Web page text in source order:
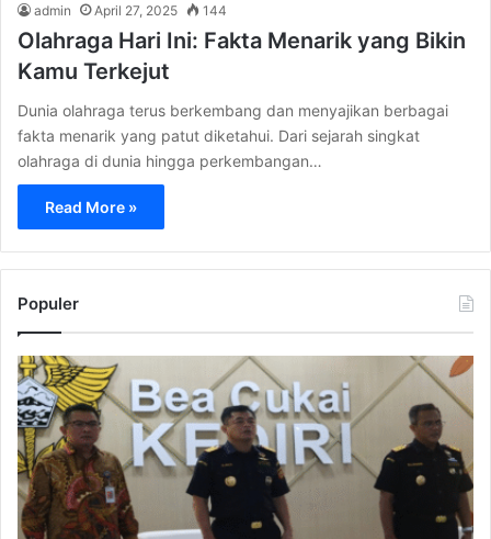
admin April 27, 2025 144
Olahraga Hari Ini: Fakta Menarik yang Bikin
Kamu Terkejut
Dunia olahraga terus berkembang dan menyajikan berbagai
fakta menarik yang patut diketahui. Dari sejarah singkat
olahraga di dunia hingga perkembangan…
Read More »
Populer